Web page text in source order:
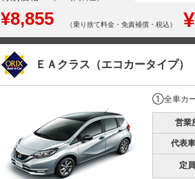
¥8,855 （乗り捨て料金・免責補償・税込）
ＥＡクラス（エコカータイプ
①全車カー
営業
代表
定員